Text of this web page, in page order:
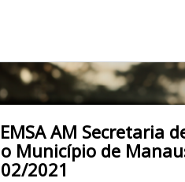
AM Secretaria
Município de
2021